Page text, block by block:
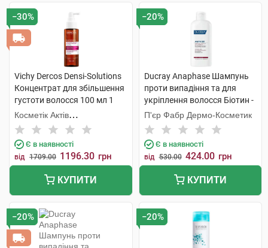
−30%
Vichy Dercos Densi-Solutions
Концентрат для збільшення
густоти волосся 100 мл 1
флакон
Косметік Актів
Інтернаціональ
Є в наявності
від 1709.00 1196.30 грн
КУПИТИ
−20%
Ducray Anaphase Шампунь
проти випадіння та для
укріплення волосся Біотин -
Вітамін В5 200 мл 1 флакон
П'єр Фабр Дермо-Косметик
Є в наявності
від 530.00 424.00 грн
КУПИТИ
−20% −20%